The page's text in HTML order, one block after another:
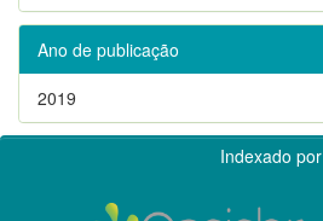
Ano de publicação
2019
Indexado por